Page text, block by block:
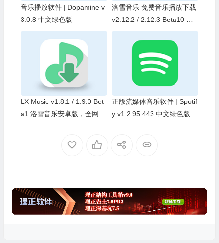
音乐播放软件 | Dopamine v
3.0.8 中文绿色版
洛雪音乐 免费音乐播放下载
v2.12.2 / 2.12.3 Beta10 中
文绿色版
LX Music v1.8.1 / 1.9.0 Bet
a1 洛雪音乐安卓版，全网付
正版流媒体音乐软件 | Spotif
y v1.2.95.443 中文绿色版